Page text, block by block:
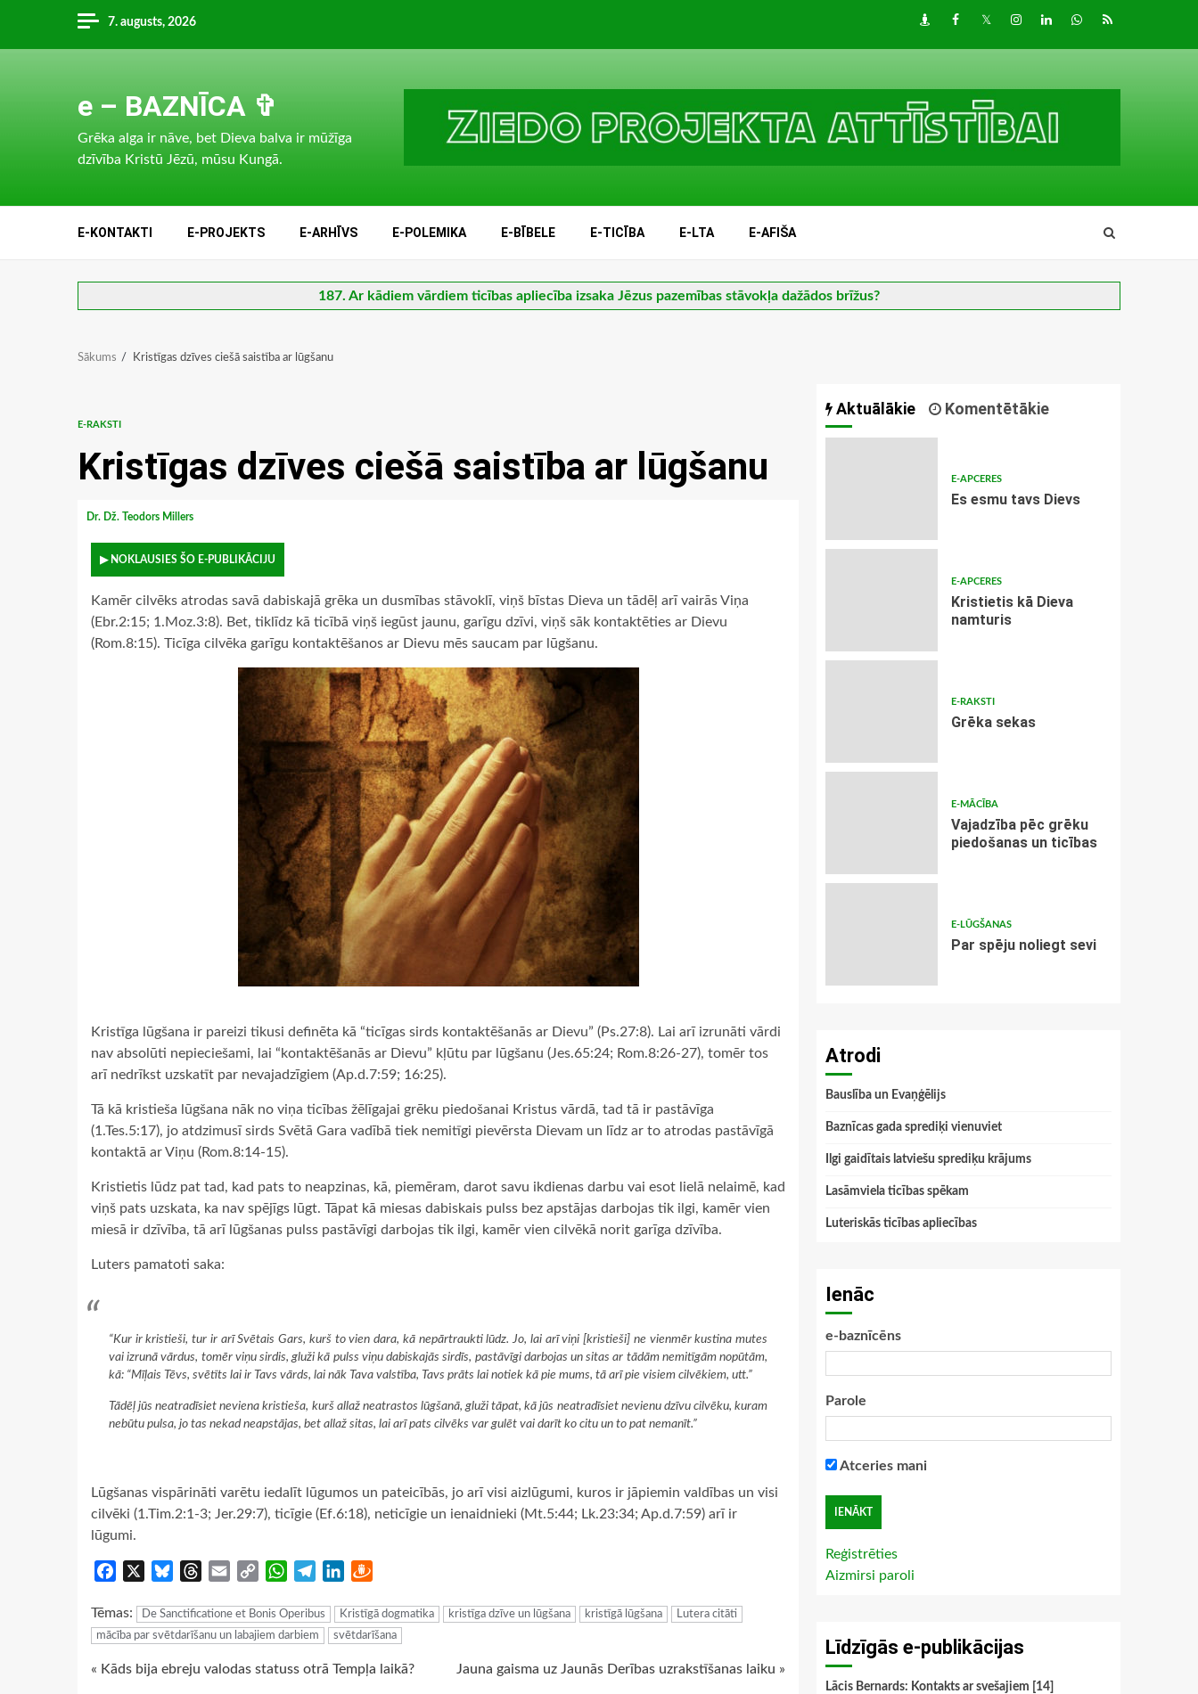
content
7. augusts, 2026 DraugiemFacebook
TwitterInstagram
LinkedInwhatsapp
RSS
e – BAZNĪCA ✞
Grēka alga ir nāve, bet Dieva balva ir mūžīga
dzīvība Kristū Jēzū, mūsu Kungā.
E-KONTAKTI E-PROJEKTS E-ARHĪVS E-POLEMIKA E-BĪBELE E-TICĪBA E-LTA E-AFIŠA
187. Ar kādiem vārdiem ticības apliecība izsaka Jēzus pazemības stāvokļa dažādos brīžus?
Sākums Kristīgas dzīves ciešā saistība ar lūgšanu
E-RAKSTI
Kristīgas dzīves ciešā saistība ar lūgšanu
Dr. Dž. Teodors Millers
▶ NOKLAUSIES ŠO E-PUBLIKĀCIJU
Kamēr cilvēks atrodas savā dabiskajā grēka un dusmības stāvoklī, viņš bīstas Dieva un tādēļ arī vairās Viņa
(Ebr.2:15; 1.Moz.3:8). Bet, tiklīdz kā ticībā viņš iegūst jaunu, garīgu dzīvi, viņš sāk kontaktēties ar Dievu
(Rom.8:15). Ticīga cilvēka garīgu kontaktēšanos ar Dievu mēs saucam par lūgšanu.
Kristīga lūgšana ir pareizi tikusi definēta kā “ticīgas sirds kontaktēšanās ar Dievu” (Ps.27:8). Lai arī izrunāti vārdi
nav absolūti nepieciešami, lai “kontaktēšanās ar Dievu” kļūtu par lūgšanu (Jes.65:24; Rom.8:26-27), tomēr tos
arī nedrīkst uzskatīt par nevajadzīgiem (Ap.d.7:59; 16:25).
Tā kā kristieša lūgšana nāk no viņa ticības žēlīgajai grēku piedošanai Kristus vārdā, tad tā ir pastāvīga
(1.Tes.5:17), jo atdzimusī sirds Svētā Gara vadībā tiek nemitīgi pievērsta Dievam un līdz ar to atrodas pastāvīgā
kontaktā ar Viņu (Rom.8:14-15).
Kristietis lūdz pat tad, kad pats to neapzinas, kā, piemēram, darot savu ikdienas darbu vai esot lielā nelaimē, kad
viņš pats uzskata, ka nav spējīgs lūgt. Tāpat kā miesas dabiskais pulss bez apstājas darbojas tik ilgi, kamēr vien
miesā ir dzīvība, tā arī lūgšanas pulss pastāvīgi darbojas tik ilgi, kamēr vien cilvēkā norit garīga dzīvība.
Luters pamatoti saka:
“Kur ir kristieši, tur ir arī Svētais Gars, kurš to vien dara, kā nepārtraukti lūdz. Jo, lai arī viņi [kristieši] ne vienmēr kustina mutes
vai izrunā vārdus, tomēr viņu sirdis, gluži kā pulss viņu dabiskajās sirdīs, pastāvīgi darbojas un sitas ar tādām nemitīgām nopūtām,
kā: “Mīļais Tēvs, svētīts lai ir Tavs vārds, lai nāk Tava valstība, Tavs prāts lai notiek kā pie mums, tā arī pie visiem cilvēkiem, utt.”
Tādēļ jūs neatradīsiet neviena kristieša, kurš allaž neatrastos lūgšanā, gluži tāpat, kā jūs neatradīsiet nevienu dzīvu cilvēku, kuram
nebūtu pulsa, jo tas nekad neapstājas, bet allaž sitas, lai arī pats cilvēks var gulēt vai darīt ko citu un to pat nemanīt.”
Lūgšanas vispārināti varētu iedalīt lūgumos un pateicībās, jo arī visi aizlūgumi, kuros ir jāpiemin valdības un visi
cilvēki (1.Tim.2:1-3; Jer.29:7), ticīgie (Ef.6:18), neticīgie un ienaidnieki (Mt.5:44; Lk.23:34; Ap.d.7:59) arī ir
lūgumi.
Facebook BlueskyThreads
Email
Copy
WhatsApp
TelegramLinkedIn
Tēmas: De Sanctificatione et Bonis Operibus Kristīgā dogmatika kristīga dzīve un lūgšana kristīgā lūgšana
Lutera citāti
mācība par svētdarīšanu un labajiem darbiem
svētdarīšana
Continue
« Kāds bija ebreju valodas statuss otrā Tempļa laikā? Jauna gaisma uz Jaunās Derības uzrakstīšanas laiku »
Aktuālākie Komentētākie
E-APCERES
Es esmu tavs Dievs
E-APCERES
Kristietis kā Dieva
namturis
E-RAKSTI
Grēka sekas
E-MĀCĪBA
Vajadzība pēc grēku
piedošanas un ticības
E-LŪGŠANAS
Par spēju noliegt sevi
Atrodi
Bauslība un Evaņģēlijs
Baznīcas gada sprediķi vienuviet
Ilgi gaidītais latviešu sprediķu krājums
Lasāmviela ticības spēkam
Luteriskās ticības apliecības
Ienāc
e-baznīcēns
Parole
Atceries mani
Reģistrēties
Aizmirsi paroli
Līdzīgās e-publikācijas
Lācis Bernards: Kontakts ar svešajiem [14]